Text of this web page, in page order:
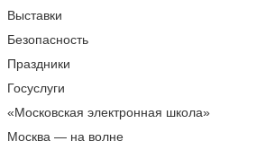
Выставки
Безопасность
Праздники
Госуслуги
«Московская электронная школа»
Москва — на волне